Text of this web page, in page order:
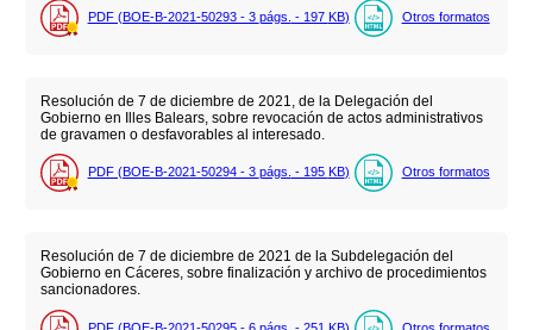
PDF (BOE-B-2021-50293 - 3 págs. - 197 KB) Otros formatos
Resolución de 7 de diciembre de 2021, de la Delegación del
Gobierno en Illes Balears, sobre revocación de actos administrativos
de gravamen o desfavorables al interesado.
PDF (BOE-B-2021-50294 - 3 págs. - 195 KB) Otros formatos
Resolución de 7 de diciembre de 2021 de la Subdelegación del
Gobierno en Cáceres, sobre finalización y archivo de procedimientos
sancionadores.
PDF (BOE-B-2021-50295 - 6 págs. - 251 KB) Otros formatos